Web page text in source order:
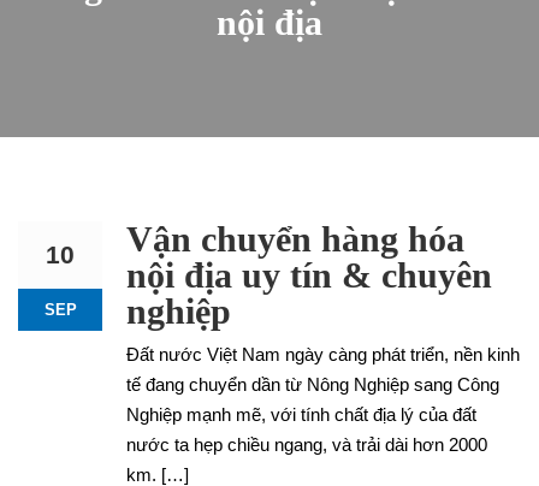
nội địa
10
SEP
Vận chuyển hàng hóa
nội địa uy tín & chuyên
nghiệp
Đất nước Việt Nam ngày càng phát triển, nền kinh
tế đang chuyển dần từ Nông Nghiệp sang Công
Nghiệp mạnh mẽ, với tính chất địa lý của đất
nước ta hẹp chiều ngang, và trải dài hơn 2000
km. […]